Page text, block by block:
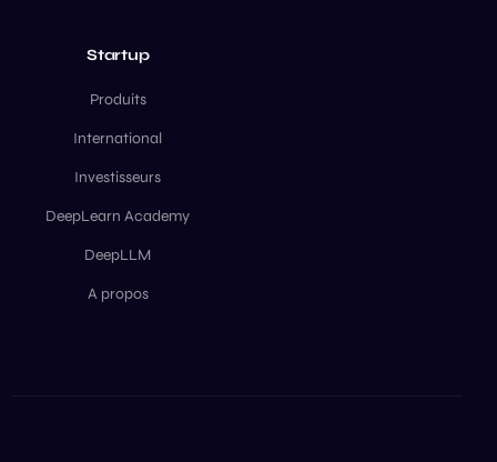
Startup
Produits
International
Investisseurs
DeepLearn Academy
DeepLLM
A propos